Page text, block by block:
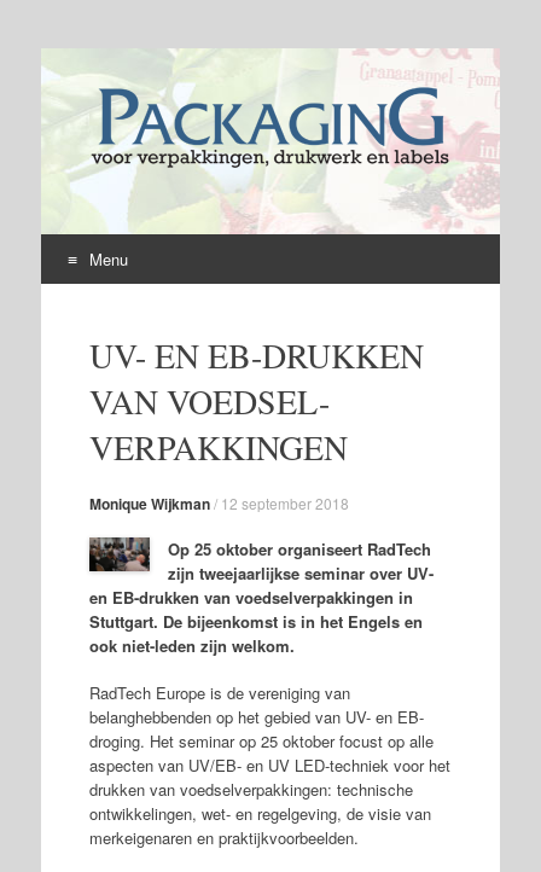
Menu
contentUV- EN EB-DRUKKEN
VAN VOEDSEL-
VERPAKKINGEN
Monique Wijkman/ 12 september 2018
Op 25 oktober organiseert RadTech
zijn tweejaarlijkse seminar over UV-
en EB-drukken van voedselverpakkingen in
Stuttgart. De bijeenkomst is in het Engels en
ook niet-leden zijn welkom.
RadTech Europe is de vereniging van
belanghebbenden op het gebied van UV- en EB-
droging. Het seminar op 25 oktober focust op alle
aspecten van UV/EB- en UV LED-techniek voor het
drukken van voedselverpakkingen: technische
ontwikkelingen, wet- en regelgeving, de visie van
merkeigenaren en praktijkvoorbeelden.